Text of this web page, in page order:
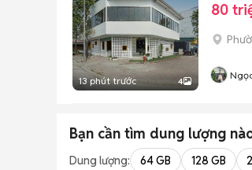
13 phút trước 4
80
Bạn cần tìm dung lượng
Dung lượng: 64 GB 128 GB